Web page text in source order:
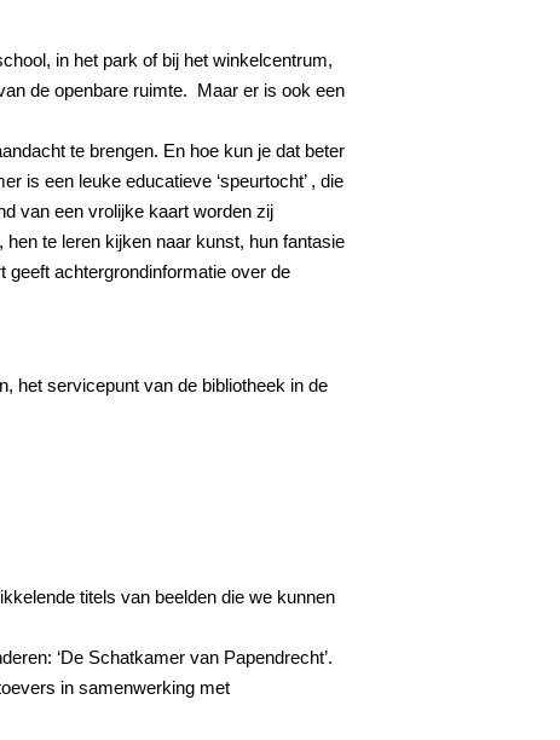
in het park of bij het winkelcentrum,
de openbare ruimte. Maar er is ook een
te brengen. En hoe kun je dat beter
is een leuke educatieve ‘speurtocht’ , die
van een vrolijke kaart worden zij
te leren kijken naar kunst, hun fantasie
geeft achtergrondinformatie over de
het servicepunt van de bibliotheek in de
titels van beelden die we kunnen
‘De Schatkamer van Papendrecht’.
in samenwerking met